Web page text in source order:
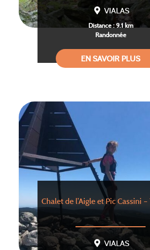
VIALAS
Distance : 9.1 km
Randonnée
EN SAVOIR PLUS
Chalet de l’Aigle et Pic Cassini –
VIALAS